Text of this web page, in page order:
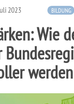
BILDUNG
2023
Wie